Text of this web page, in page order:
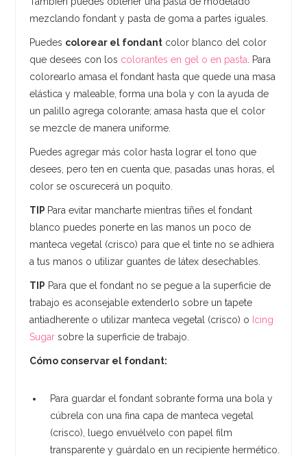
mezclando fondant y pasta de goma a partes iguales.
Puedes colorear el fondant color blanco del color
que desees con los colorantes en gel o en pasta . Para
colorearlo amasa el fondant hasta que quede una masa
elástica y maleable, forma una bola y con la ayuda de
un palillo agrega colorante; amasa hasta que el color
se mezcle de manera uniforme.
Puedes agregar más color hasta lograr el tono que
desees, pero ten en cuenta que, pasadas unas horas, el
color se oscurecerá un poquito.
TIP Para evitar mancharte mientras tiñes el fondant
blanco puedes ponerte en las manos un poco de
manteca vegetal (crisco) para que el tinte no se adhiera
a tus manos o utilizar guantes de látex desechables.
TIP Para que el fondant no se pegue a la superficie de
trabajo es aconsejable extenderlo sobre un tapete
antiadherente o utilizar manteca vegetal (crisco) o Icing
Sugar sobre la superficie de trabajo.
Cómo conservar el fondant:
Para guardar el fondant sobrante forma una bola y
cúbrela con una fina capa de manteca vegetal
(crisco), luego envuélvelo con papel film
transparente y guárdalo en un recipiente hermético.